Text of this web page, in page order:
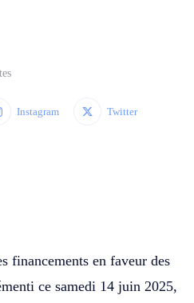
Instagram Twitter
financements en faveur des
ce samedi 14 juin 2025,